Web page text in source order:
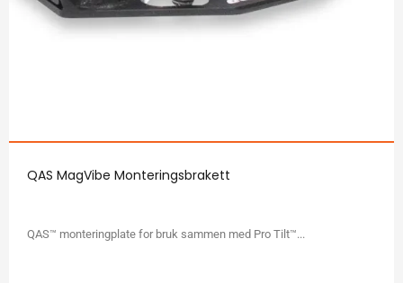
QAS MagVibe Monteringsbrakett
QAS™ monteringplate for bruk sammen med Pro Tilt™...